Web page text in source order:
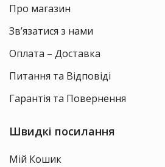
Про магазин
Зв’язатися з нами
Оплата – Доставка
Питання та Відповіді
Гарантія та Повернення
Швидкі посилання
Мій Кошик